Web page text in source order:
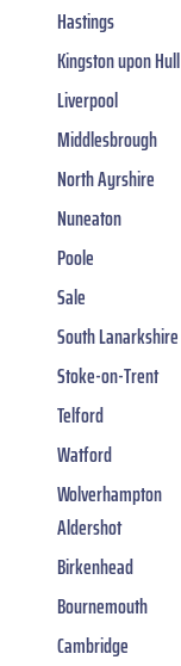
Hastings
Kingston upon Hull
Liverpool
Middlesbrough
North Ayrshire
Nuneaton
Poole
Sale
South Lanarkshire
Stoke-on-Trent
Telford
Watford
Wolverhampton
Aldershot
Birkenhead
Bournemouth
Cambridge